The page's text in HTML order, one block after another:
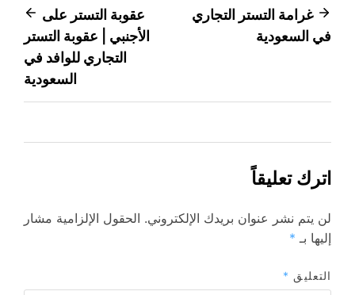
تصفّح
المقالات
غرامة التستر التجاري
في السعودية
عقوبة التستر على
الأجنبي | عقوبة التستر
التجاري للوافد في
السعودية
اترك تعليقاً
لن يتم نشر عنوان بريدك الإلكتروني. الحقول الإلزامية مشار
إليها بـ *
التعليق *